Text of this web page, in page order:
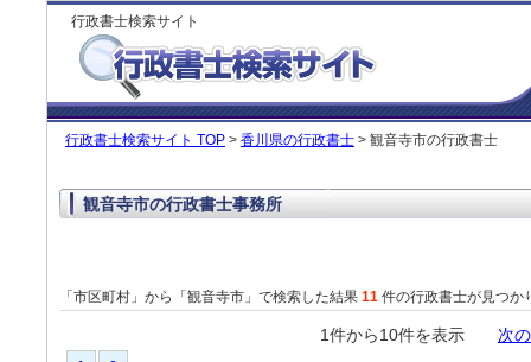
行政書士検索サイト
行政書士検索サイト TOP > 香川県の行政書士 > 観音寺市の行政書士
観音寺市の行政書士事務所
「市区町村」から「観音寺市」で検索した結果 11 件の行政書士が見つか
1件から10件を表示 次